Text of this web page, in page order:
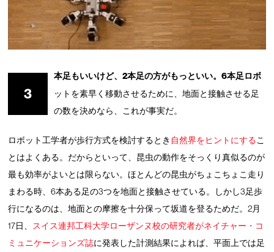
3
本足もいいけど、2本足の方がもっといい。6本足ロボ
ットを素早く移動させるために、地面と接触させる足
の数を決めなら、これが事実だ。
ロボット工学者が歩行方式を検討するとき 自然界をヒントにするこ
とはよくある。だからといって、昆虫の動作をそっくり真似るのが
最も効率がよいとは限らない。ほとんどの昆虫がちょこちょこ走り
まわる時、6本ある足の3つを地面と接触させている。しかし3足歩
行になるのは、地面との摩擦を十分保って坂道を登るためだ。2月
17日、 スイス連邦工科大学ローザンヌ校の研究者がネイチャー・コ
ミュニケーションズ誌に発表した計測結果によれば、平面上では足